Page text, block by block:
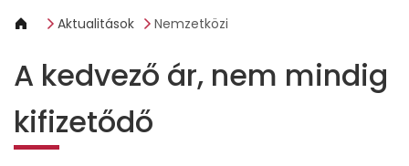
Aktualitások Nemzetközi
A kedvező ár, nem mindig
kifizetődő